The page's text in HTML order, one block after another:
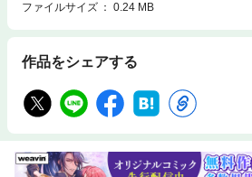
ファイルサイズ
0.24 MB
作品をシェアする